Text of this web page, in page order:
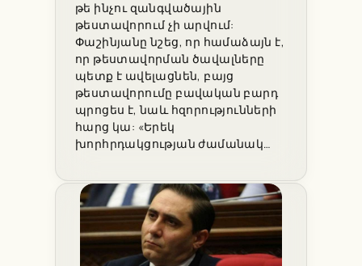
թե ինչու զանգվածային
թեստավորում չի արվում:
Փաշինյանը նշեց, որ համաձայն է,
որ թեստավորման ծավալները
պետք է ավելացնեն, բայց
թեստավորումը բավական բարդ
պրոցես է, նաև հզորությունների
հարց կա: «Երեկ
խորհրդակցության ժամանակ…